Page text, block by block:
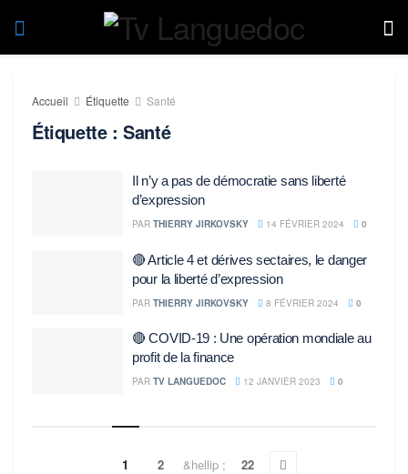
Accueil Étiquette Santé
Étiquette :Santé
Il n’y a pas de démocratie sans liberté
d’expression
PAR THIERRY JIRKOVSKY 14 FÉVRIER 2024 0
🔴 Article 4 et dérives sectaires, le danger
pour la liberté d’expression
PAR THIERRY JIRKOVSKY 8 FÉVRIER 2024 0
🔴 COVID-19 : Une opération mondiale au
profit de la finance
PAR TV LANGUEDOC 12 JANVIER 2023 0
1 2 &hellip ; 22